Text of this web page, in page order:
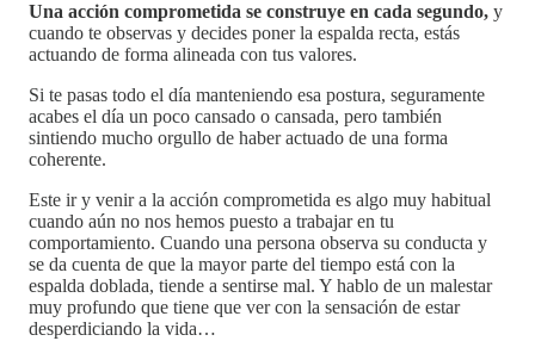
Una acción comprometida se construye en cada segundo, y
cuando te observas y decides poner la espalda recta, estás
actuando de forma alineada con tus valores.
Si te pasas todo el día manteniendo esa postura, seguramente
acabes el día un poco cansado o cansada, pero también
sintiendo mucho orgullo de haber actuado de una forma
coherente.
Este ir y venir a la acción comprometida es algo muy habitual
cuando aún no nos hemos puesto a trabajar en tu
comportamiento. Cuando una persona observa su conducta y
se da cuenta de que la mayor parte del tiempo está con la
espalda doblada, tiende a sentirse mal. Y hablo de un malestar
muy profundo que tiene que ver con la sensación de estar
desperdiciando la vida…